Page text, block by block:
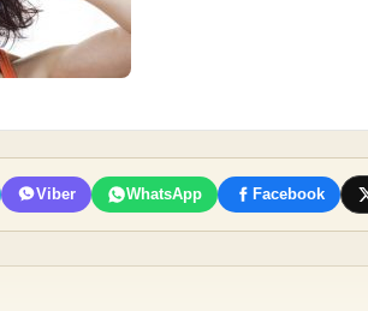
Viber WhatsApp Facebook